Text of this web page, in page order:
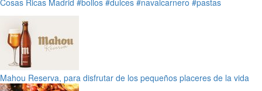
Mahou Reserva, para disfrutar de los pequeños placeres de la vida